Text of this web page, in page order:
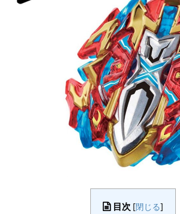
目次 [閉じる]